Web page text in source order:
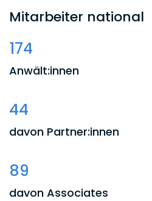
Mitarbeiter national
174
Anwält:innen
44
davon Partner:innen
89
davon Associates